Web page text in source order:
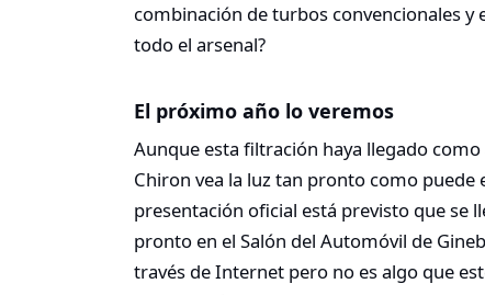
combinación de turbos convencionales y
todo el arsenal?
El próximo año lo veremos
Aunque esta filtración haya llegado
Chiron vea la luz tan pronto como
presentación oficial está previsto que se
pronto en el Salón del Automóvil de
través de Internet pero no es algo que